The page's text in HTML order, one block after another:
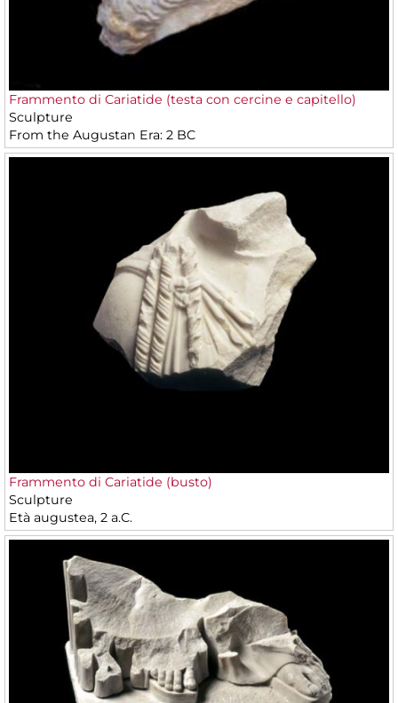
Frammento di Cariatide (testa con cercine e capitello)
Sculpture
From the Augustan Era: 2 BC
Frammento di Cariatide (busto)
Sculpture
Età augustea, 2 a.C.